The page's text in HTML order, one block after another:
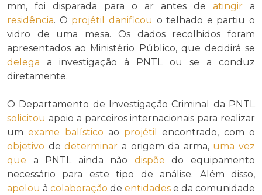
mm, foi disparada para o ar antes de atingir a
residência. O projétil danificou o telhado e partiu o
vidro de uma mesa. Os dados recolhidos foram
apresentados ao Ministério Público, que decidirá se
delega a investigação à PNTL ou se a conduz
diretamente.
O Departamento de Investigação Criminal da PNTL
solicitou apoio a parceiros internacionais para realizar
umexame balístico ao projétil
encontrado, com o
objetivo dedeterminar a origem da arma, uma vez
que a PNTL ainda não dispõe do equipamento
necessário para este tipo de análise. Além disso,
apelou à colaboração de entidades e da comunidade